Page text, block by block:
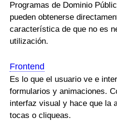
Programas de Dominio
pueden obtenerse
característica de que no es
utilización.
Frontend
Es lo que el usuario ve e
formularios y animaciones.
interfaz visual y hace que la
tocas o cliqueas.